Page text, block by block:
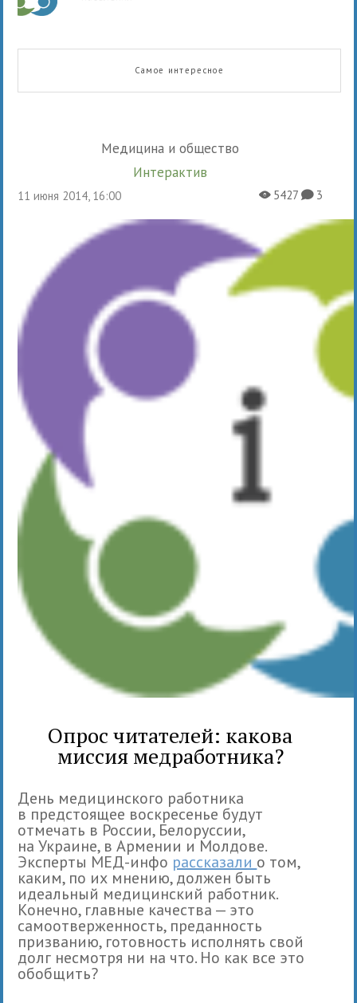
Самое интересное
Медицина и общество
Интерактив
11 июня 2014, 16:00 X5427K3
Опрос читателей: какова
миссия медработника?
День медицинского работника
в предстоящее воскресенье будут
отмечать в России, Белоруссии,
на Украине, в Армении и Молдове.
Эксперты МЕД-инфо рассказали о том,
каким, по их мнению, должен быть
идеальный медицинский работник.
Конечно, главные качества — это
самоотверженность, преданность
призванию, готовность исполнять свой
долг несмотря ни на что. Но как все это
обобщить?